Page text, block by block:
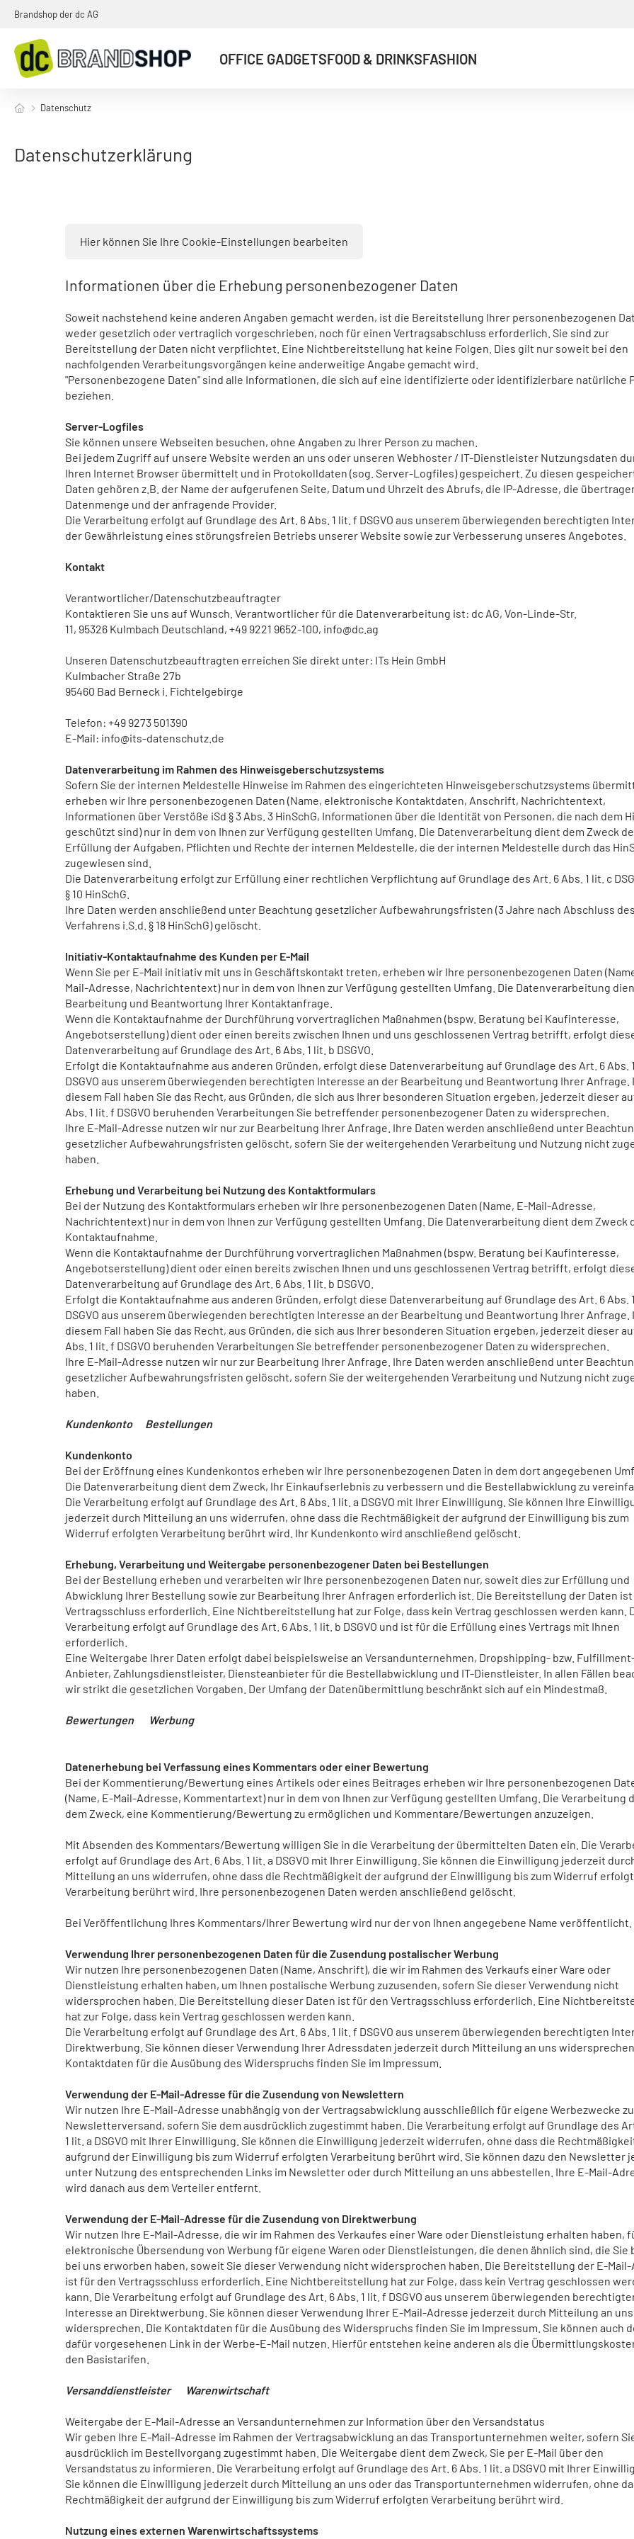
Brandshop der dc AG
OFFICE GADGETSFOOD & DRINKSFASHION
Datenschutz
Datenschutzerklärung
Hier können Sie Ihre Cookie-Einstellungen bearbeiten
Informationen über die Erhebung personenbezogener Daten
Soweit nachstehend keine anderen Angaben gemacht werden, ist die Bereitstellung Ihrer personenbezogenen
weder gesetzlich oder vertraglich vorgeschrieben, noch für einen Vertragsabschluss erforderlich. Sie sind zur
Bereitstellung der Daten nicht verpflichtet. Eine Nichtbereitstellung hat keine Folgen. Dies gilt nur soweit bei den
nachfolgenden Verarbeitungsvorgängen keine anderweitige Angabe gemacht wird.
"Personenbezogene Daten" sind alle Informationen, die sich auf eine identifizierte oder identifizierbare natürliche
beziehen.
Server-Logfiles
Sie können unsere Webseiten besuchen, ohne Angaben zu Ihrer Person zu machen.
Bei jedem Zugriff auf unsere Website werden an uns oder unseren Webhoster / IT-Dienstleister Nutzungsdaten
Ihren Internet Browser übermittelt und in Protokolldaten (sog. Server-Logfiles) gespeichert. Zu diesen
Daten gehören z.B. der Name der aufgerufenen Seite, Datum und Uhrzeit des Abrufs, die IP-Adresse, die
Datenmenge und der anfragende Provider.
Die Verarbeitung erfolgt auf Grundlage des Art. 6 Abs. 1 lit. f DSGVO aus unserem überwiegenden berechtigten
der Gewährleistung eines störungsfreien Betriebs unserer Website sowie zur Verbesserung unseres Angebotes.
Kontakt
Verantwortlicher/Datenschutzbeauftragter
Kontaktieren Sie uns auf Wunsch. Verantwortlicher für die Datenverarbeitung ist: dc AG, Von-Linde-Str.
11, 95326 Kulmbach Deutschland, +49 9221 9652-100, info@dc.ag
Unseren Datenschutzbeauftragten erreichen Sie direkt unter: ITs Hein GmbH
Kulmbacher Straße 27b
95460 Bad Berneck i. Fichtelgebirge
Telefon: +49 9273 501390
E-Mail: info@its-datenschutz.de
Datenverarbeitung im Rahmen des Hinweisgeberschutzsystems
Sofern Sie der internen Meldestelle Hinweise im Rahmen des eingerichteten Hinweisgeberschutzsystems
erheben wir Ihre personenbezogenen Daten (Name, elektronische Kontaktdaten, Anschrift, Nachrichtentext,
Informationen über Verstöße iSd § 3 Abs. 3 HinSchG, Informationen über die Identität von Personen, die nach dem
geschützt sind) nur in dem von Ihnen zur Verfügung gestellten Umfang. Die Datenverarbeitung dient dem Zweck
Erfüllung der Aufgaben, Pflichten und Rechte der internen Meldestelle, die der internen Meldestelle durch das
zugewiesen sind.
Die Datenverarbeitung erfolgt zur Erfüllung einer rechtlichen Verpflichtung auf Grundlage des Art. 6 Abs. 1 lit. c
§ 10 HinSchG.
Ihre Daten werden anschließend unter Beachtung gesetzlicher Aufbewahrungsfristen (3 Jahre nach Abschluss des
Verfahrens i.S.d. § 18 HinSchG) gelöscht.
Initiativ-Kontaktaufnahme des Kunden per E-Mail
Wenn Sie per E-Mail initiativ mit uns in Geschäftskontakt treten, erheben wir Ihre personenbezogenen Daten
Mail-Adresse, Nachrichtentext) nur in dem von Ihnen zur Verfügung gestellten Umfang. Die Datenverarbeitung
Bearbeitung und Beantwortung Ihrer Kontaktanfrage.
Wenn die Kontaktaufnahme der Durchführung vorvertraglichen Maßnahmen (bspw. Beratung bei Kaufinteresse,
Angebotserstellung) dient oder einen bereits zwischen Ihnen und uns geschlossenen Vertrag betrifft, erfolgt
Datenverarbeitung auf Grundlage des Art. 6 Abs. 1 lit. b DSGVO.
Erfolgt die Kontaktaufnahme aus anderen Gründen, erfolgt diese Datenverarbeitung auf Grundlage des Art. 6 Abs.
DSGVO aus unserem überwiegenden berechtigten Interesse an der Bearbeitung und Beantwortung Ihrer Anfrage.
diesem Fall haben Sie das Recht, aus Gründen, die sich aus Ihrer besonderen Situation ergeben, jederzeit dieser
Abs. 1 lit. f DSGVO beruhenden Verarbeitungen Sie betreffender personenbezogener Daten zu widersprechen.
Ihre E-Mail-Adresse nutzen wir nur zur Bearbeitung Ihrer Anfrage. Ihre Daten werden anschließend unter
gesetzlicher Aufbewahrungsfristen gelöscht, sofern Sie der weitergehenden Verarbeitung und Nutzung nicht
haben.
Erhebung und Verarbeitung bei Nutzung des Kontaktformulars
Bei der Nutzung des Kontaktformulars erheben wir Ihre personenbezogenen Daten (Name, E-Mail-Adresse,
Nachrichtentext) nur in dem von Ihnen zur Verfügung gestellten Umfang. Die Datenverarbeitung dient dem Zweck
Kontaktaufnahme.
Wenn die Kontaktaufnahme der Durchführung vorvertraglichen Maßnahmen (bspw. Beratung bei Kaufinteresse,
Angebotserstellung) dient oder einen bereits zwischen Ihnen und uns geschlossenen Vertrag betrifft, erfolgt
Datenverarbeitung auf Grundlage des Art. 6 Abs. 1 lit. b DSGVO.
Erfolgt die Kontaktaufnahme aus anderen Gründen, erfolgt diese Datenverarbeitung auf Grundlage des Art. 6 Abs.
DSGVO aus unserem überwiegenden berechtigten Interesse an der Bearbeitung und Beantwortung Ihrer Anfrage.
diesem Fall haben Sie das Recht, aus Gründen, die sich aus Ihrer besonderen Situation ergeben, jederzeit dieser
Abs. 1 lit. f DSGVO beruhenden Verarbeitungen Sie betreffender personenbezogener Daten zu widersprechen.
Ihre E-Mail-Adresse nutzen wir nur zur Bearbeitung Ihrer Anfrage. Ihre Daten werden anschließend unter
gesetzlicher Aufbewahrungsfristen gelöscht, sofern Sie der weitergehenden Verarbeitung und Nutzung nicht
haben.
Kundenkonto Bestellungen
Kundenkonto
Bei der Eröffnung eines Kundenkontos erheben wir Ihre personenbezogenen Daten in dem dort angegebenen
Die Datenverarbeitung dient dem Zweck, Ihr Einkaufserlebnis zu verbessern und die Bestellabwicklung zu
Die Verarbeitung erfolgt auf Grundlage des Art. 6 Abs. 1 lit. a DSGVO mit Ihrer Einwilligung. Sie können Ihre
jederzeit durch Mitteilung an uns widerrufen, ohne dass die Rechtmäßigkeit der aufgrund der Einwilligung bis zum
Widerruf erfolgten Verarbeitung berührt wird. Ihr Kundenkonto wird anschließend gelöscht.
Erhebung, Verarbeitung und Weitergabe personenbezogener Daten bei Bestellungen
Bei der Bestellung erheben und verarbeiten wir Ihre personenbezogenen Daten nur, soweit dies zur Erfüllung und
Abwicklung Ihrer Bestellung sowie zur Bearbeitung Ihrer Anfragen erforderlich ist. Die Bereitstellung der Daten
Vertragsschluss erforderlich. Eine Nichtbereitstellung hat zur Folge, dass kein Vertrag geschlossen werden kann.
Verarbeitung erfolgt auf Grundlage des Art. 6 Abs. 1 lit. b DSGVO und ist für die Erfüllung eines Vertrags mit Ihnen
erforderlich.
Eine Weitergabe Ihrer Daten erfolgt dabei beispielsweise an Versandunternehmen, Dropshipping- bzw.
Anbieter, Zahlungsdienstleister, Diensteanbieter für die Bestellabwicklung und IT-Dienstleister. In allen Fällen
wir strikt die gesetzlichen Vorgaben. Der Umfang der Datenübermittlung beschränkt sich auf ein Mindestmaß.
Bewertungen Werbung
Datenerhebung bei Verfassung eines Kommentars oder einer Bewertung
Bei der Kommentierung/Bewertung eines Artikels oder eines Beitrages erheben wir Ihre personenbezogenen
(Name, E-Mail-Adresse, Kommentartext) nur in dem von Ihnen zur Verfügung gestellten Umfang. Die Verarbeitung
dem Zweck, eine Kommentierung/Bewertung zu ermöglichen und Kommentare/Bewertungen anzuzeigen.
Mit Absenden des Kommentars/Bewertung willigen Sie in die Verarbeitung der übermittelten Daten ein. Die
erfolgt auf Grundlage des Art. 6 Abs. 1 lit. a DSGVO mit Ihrer Einwilligung. Sie können die Einwilligung jederzeit
Mitteilung an uns widerrufen, ohne dass die Rechtmäßigkeit der aufgrund der Einwilligung bis zum Widerruf
Verarbeitung berührt wird. Ihre personenbezogenen Daten werden anschließend gelöscht.
Bei Veröffentlichung Ihres Kommentars/Ihrer Bewertung wird nur der von Ihnen angegebene Name veröffentlicht.
Verwendung Ihrer personenbezogenen Daten für die Zusendung postalischer Werbung
Wir nutzen Ihre personenbezogenen Daten (Name, Anschrift), die wir im Rahmen des Verkaufs einer Ware oder
Dienstleistung erhalten haben, um Ihnen postalische Werbung zuzusenden, sofern Sie dieser Verwendung nicht
widersprochen haben. Die Bereitstellung dieser Daten ist für den Vertragsschluss erforderlich. Eine
hat zur Folge, dass kein Vertrag geschlossen werden kann.
Die Verarbeitung erfolgt auf Grundlage des Art. 6 Abs. 1 lit. f DSGVO aus unserem überwiegenden berechtigten
Direktwerbung. Sie können dieser Verwendung Ihrer Adressdaten jederzeit durch Mitteilung an uns
Kontaktdaten für die Ausübung des Widerspruchs finden Sie im Impressum.
Verwendung der E-Mail-Adresse für die Zusendung von Newslettern
Wir nutzen Ihre E-Mail-Adresse unabhängig von der Vertragsabwicklung ausschließlich für eigene Werbezwecke
Newsletterversand, sofern Sie dem ausdrücklich zugestimmt haben. Die Verarbeitung erfolgt auf Grundlage des
1 lit. a DSGVO mit Ihrer Einwilligung. Sie können die Einwilligung jederzeit widerrufen, ohne dass die
aufgrund der Einwilligung bis zum Widerruf erfolgten Verarbeitung berührt wird. Sie können dazu den Newsletter
unter Nutzung des entsprechenden Links im Newsletter oder durch Mitteilung an uns abbestellen. Ihre E-Mail-
wird danach aus dem Verteiler entfernt.
Verwendung der E-Mail-Adresse für die Zusendung von Direktwerbung
Wir nutzen Ihre E-Mail-Adresse, die wir im Rahmen des Verkaufes einer Ware oder Dienstleistung erhalten haben,
elektronische Übersendung von Werbung für eigene Waren oder Dienstleistungen, die denen ähnlich sind, die Sie
bei uns erworben haben, soweit Sie dieser Verwendung nicht widersprochen haben. Die Bereitstellung der E-
ist für den Vertragsschluss erforderlich. Eine Nichtbereitstellung hat zur Folge, dass kein Vertrag geschlossen
kann. Die Verarbeitung erfolgt auf Grundlage des Art. 6 Abs. 1 lit. f DSGVO aus unserem überwiegenden
Interesse an Direktwerbung. Sie können dieser Verwendung Ihrer E-Mail-Adresse jederzeit durch Mitteilung an uns
widersprechen. Die Kontaktdaten für die Ausübung des Widerspruchs finden Sie im Impressum. Sie können auch
dafür vorgesehenen Link in der Werbe-E-Mail nutzen. Hierfür entstehen keine anderen als die
den Basistarifen.
Versanddienstleister Warenwirtschaft
Weitergabe der E-Mail-Adresse an Versandunternehmen zur Information über den Versandstatus
Wir geben Ihre E-Mail-Adresse im Rahmen der Vertragsabwicklung an das Transportunternehmen weiter, sofern
ausdrücklich im Bestellvorgang zugestimmt haben. Die Weitergabe dient dem Zweck, Sie per E-Mail über den
Versandstatus zu informieren. Die Verarbeitung erfolgt auf Grundlage des Art. 6 Abs. 1 lit. a DSGVO mit Ihrer
Sie können die Einwilligung jederzeit durch Mitteilung an uns oder das Transportunternehmen widerrufen, ohne
Rechtmäßigkeit der aufgrund der Einwilligung bis zum Widerruf erfolgten Verarbeitung berührt wird.
Nutzung eines externen Warenwirtschaftssystems